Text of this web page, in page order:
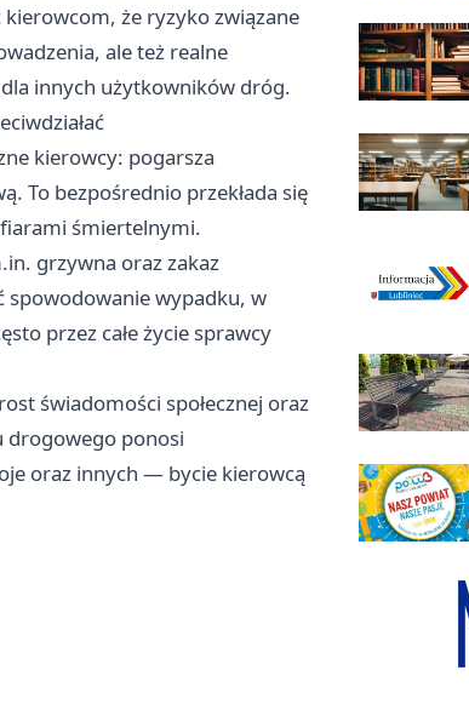
że ryzyko związane
ale też realne
innych użytkowników dróg.
kierowcy: pogarsza
To bezpośrednio przekłada się
śmiertelnymi.
grzywna oraz zakaz
spowodowanie wypadku, w
przez całe życie sprawcy
świadomości społecznej oraz
drogowego ponosi
oraz innych — bycie kierowcą